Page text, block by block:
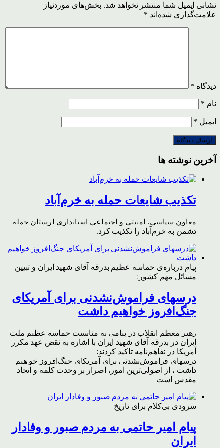
نشانی ایمیل شما منتشر نخواهد شد. بخش‌های موردنیاز
علامت‌گذاری شده‌اند *
دیدگاه *
نام *
ایمیل *
آخرین نوشته ها
تکذیب شایعات حمله به خرم‌آباد
معاون سیاسی، امنیتی و اجتماعی استانداری لرستان حمله
دشمن به خرم‌آباد را تکذیب کرد.
پیام درباره‌ی حماسه عظیم بدرقه آقای شهید ایران و تبیین
مسائل مهم کشور؛
درسهای فراموش‌نشدنی برای آمریکای
جنگ‌افروز خواهیم داشت
رهبر معظم انقلاب در پیامی به مناسبت حماسه عظیم ملت
ایران در بدرقه آقای شهید ایران با اشاره به نقض عهد مکرر
آمریکا در تفاهم‌نامه تاکید کردند:
درسهای فراموش‌نشدنی برای آمریکای جنگ‌افروز خواهیم
داشت ، از اصولی‌ترین امور، اصرار بر وحدت کلمه و اتحاد
مقدس است
سرودی بی‌کلام برای تاریخ
پیام امیر حاتمی به مردم صبور و وفادار
ایران